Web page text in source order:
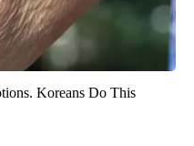
Koreans Do This